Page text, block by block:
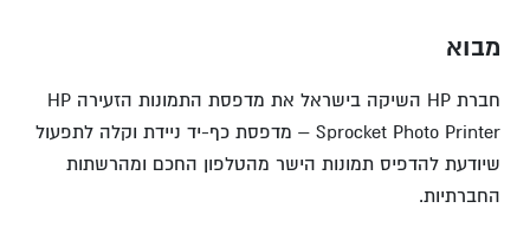
מבוא
חברת HP השיקה בישראל את מדפסת התמונות הזעירה HP
Sprocket Photo Printer – מדפסת כף-יד ניידת וקלה לתפעול
שיודעת להדפיס תמונות הישר מהטלפון החכם ומהרשתות
החברתיות.